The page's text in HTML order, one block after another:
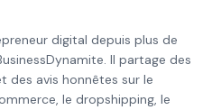
digital depuis plus de
Il partage des
des avis honnêtes sur le
le dropshipping, le